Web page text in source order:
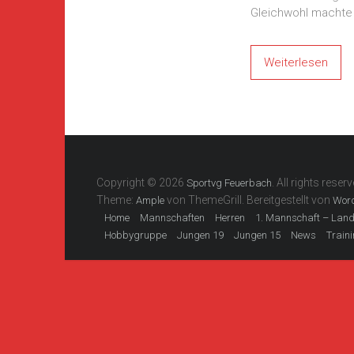
Gleichwohl
Weiterlesen
Copyright © 2026 Sportvg Feuerbach . All rights
Theme: Ample von ThemeGrill. Bereitgestellt von
Home Mannschaften Herren 1. Mannschaft –
Hobbygruppe
Jungen 19 Jungen 15 News